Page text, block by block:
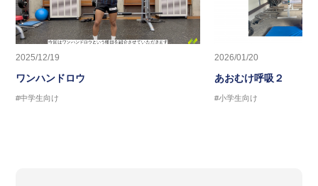
2025/12/19
ワンハンドロウ
#中学生向け
2026/01/20
あおむけ呼吸２
#小学生向け